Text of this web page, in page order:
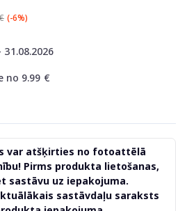
(-6%)
no 9.99 €
var atšķirties no fotoattēlā
Pirms produkta lietošanas,
sastāvu uz iepakojuma.
sastāvdaļu saraksts